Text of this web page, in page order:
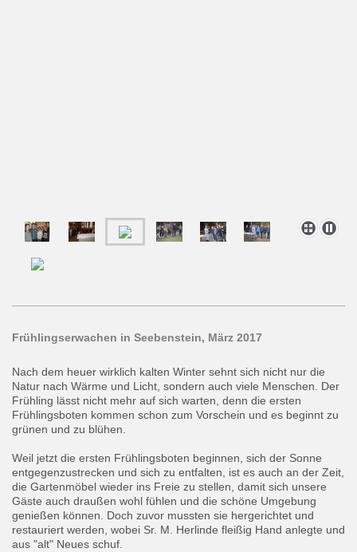
Frühlingserwachen in Seebenstein, März 2017
Nach dem heuer wirklich kalten Winter sehnt sich nicht nur die
Natur nach Wärme und Licht, sondern auch viele Menschen. Der
Frühling lässt nicht mehr auf sich warten, denn die ersten
Frühlingsboten kommen schon zum Vorschein und es beginnt zu
grünen und zu blühen.
Weil jetzt die ersten Frühlingsboten beginnen, sich der Sonne
entgegenzustrecken und sich zu entfalten, ist es auch an der Zeit,
die Gartenmöbel wieder ins Freie zu stellen, damit sich unsere
Gäste auch draußen wohl fühlen und die schöne Umgebung
genießen können. Doch zuvor mussten sie hergerichtet und
restauriert werden, wobei Sr. M. Herlinde fleißig Hand anlegte und
aus "alt" Neues schuf.